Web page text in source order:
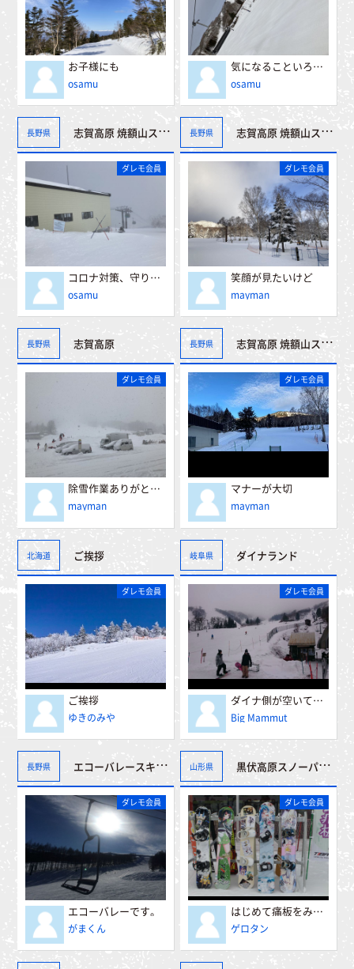
お子様にも
osamu
気になることいろいろ
osamu
長野県 志賀高原 焼額山スキー場
ダレモ会員
コロナ対策、守りましょう！
osamu
長野県 志賀高原 焼額山スキー場
ダレモ会員
笑顔が見たいけど
mayman
長野県 志賀高原
ダレモ会員
除雪作業ありがとうございます。
mayman
長野県 志賀高原 焼額山スキー場
ダレモ会員
マナーが大切
mayman
北海道 ご挨拶
ダレモ会員
ご挨拶
ゆきのみや
岐阜県 ダイナランド
ダレモ会員
ダイナ側が空いてます。
Big Mammut
長野県 エコーバレースキー場
ダレモ会員
エコーバレーです。
がまくん
山形県 黒伏高原スノーパークジャングル・ジャングル
ダレモ会員
はじめて痛板をみました
ゲロタン